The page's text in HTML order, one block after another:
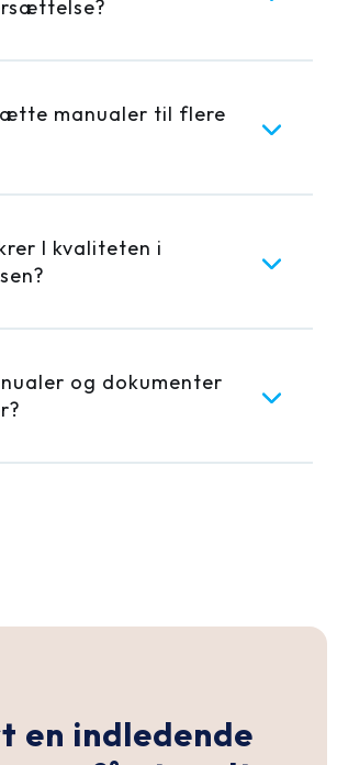
og få et godt